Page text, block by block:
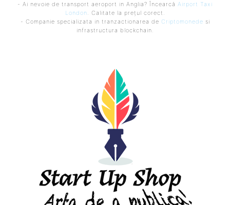
- Ai nevoie de transport aeroport in Anglia? Încearcă Airport Taxi
London. Calitate la prețul corect.
- Companie specializata in tranzactionarea de Criptomonede si
infrastructura blockchain.